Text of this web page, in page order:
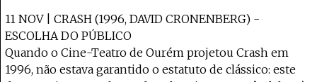
11 NOV | CRASH (1996, DAVID CRONENBERG) -
ESCOLHA DO PÚBLICO
Quando o Cine-Teatro de Ourém projetou Crash em
1996, não estava garantido o estatuto de clássico: este